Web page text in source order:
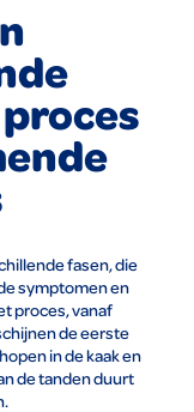
fasen, die
symptomen en
proces, vanaf
de eerste
in de kaak en
de tanden duurt